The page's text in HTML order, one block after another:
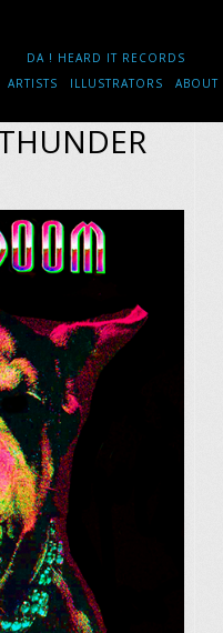
DA ! HEARD IT RECORDS
ARTISTS ILLUSTRATORS ABOUT